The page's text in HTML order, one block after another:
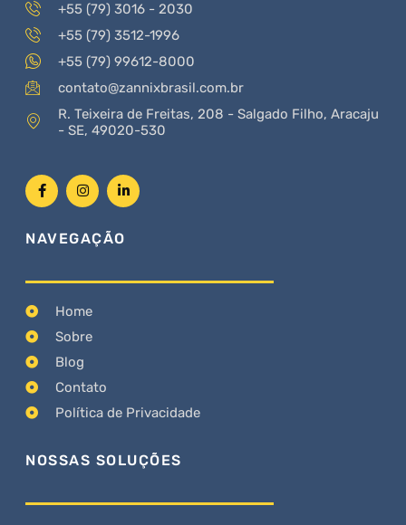
+55 (79) 3016 - 2030
+55 (79) 3512-1996
+55 (79) 99612-8000
contato@zannixbrasil.com.br
R. Teixeira de Freitas, 208 - Salgado Filho, Aracaju
- SE, 49020-530
NAVEGAÇÃO
Home
Sobre
Blog
Contato
Política de Privacidade
NOSSAS SOLUÇÕES